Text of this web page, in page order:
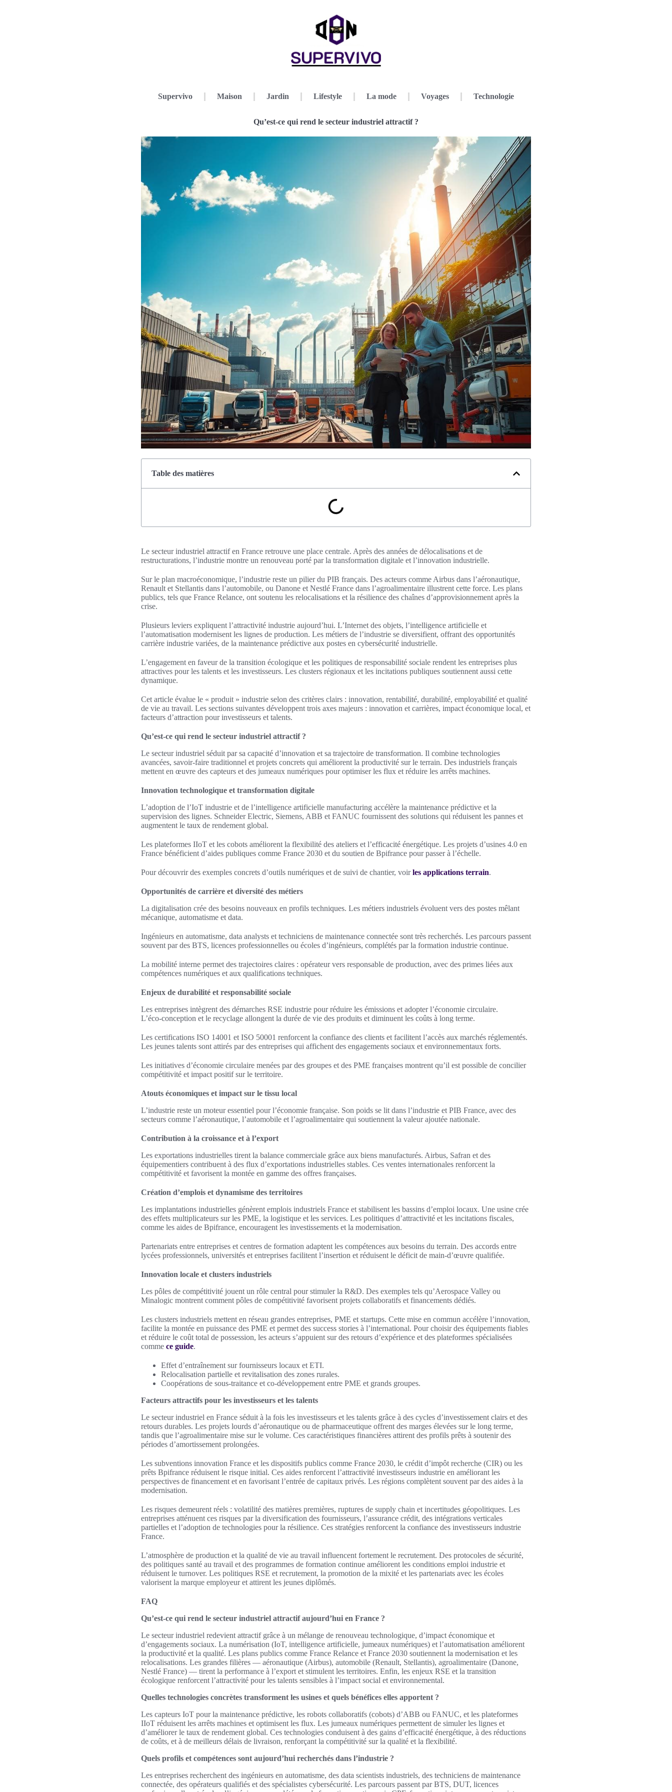
Supervivo Maison Jardin Lifestyle La mode Voyages Technologie
Qu’est-ce qui rend le secteur industriel attractif ?
Table des matières
Le secteur industriel attractif en France retrouve une place centrale. Après des années de délocalisations et de
restructurations, l’industrie montre un renouveau porté par la transformation digitale et l’innovation industrielle.
Sur le plan macroéconomique, l’industrie reste un pilier du PIB français. Des acteurs comme Airbus dans l’aéronautique,
Renault et Stellantis dans l’automobile, ou Danone et Nestlé France dans l’agroalimentaire illustrent cette force. Les plans
publics, tels que France Relance, ont soutenu les relocalisations et la résilience des chaînes d’approvisionnement après la
crise.
Plusieurs leviers expliquent l’attractivité industrie aujourd’hui. L’Internet des objets, l’intelligence artificielle et
l’automatisation modernisent les lignes de production. Les métiers de l’industrie se diversifient, offrant des opportunités
carrière industrie variées, de la maintenance prédictive aux postes en cybersécurité industrielle.
L’engagement en faveur de la transition écologique et les politiques de responsabilité sociale rendent les entreprises plus
attractives pour les talents et les investisseurs. Les clusters régionaux et les incitations publiques soutiennent aussi cette
dynamique.
Cet article évalue le « produit » industrie selon des critères clairs : innovation, rentabilité, durabilité, employabilité et qualité
de vie au travail. Les sections suivantes développent trois axes majeurs : innovation et carrières, impact économique local, et
facteurs d’attraction pour investisseurs et talents.
Qu’est-ce qui rend le secteur industriel attractif ?
Le secteur industriel séduit par sa capacité d’innovation et sa trajectoire de transformation. Il combine technologies
avancées, savoir-faire traditionnel et projets concrets qui améliorent la productivité sur le terrain. Des industriels français
mettent en œuvre des capteurs et des jumeaux numériques pour optimiser les flux et réduire les arrêts machines.
Innovation technologique et transformation digitale
L’adoption de l’IoT industrie et de l’intelligence artificielle manufacturing accélère la maintenance prédictive et la
supervision des lignes. Schneider Electric, Siemens, ABB et FANUC fournissent des solutions qui réduisent les pannes et
augmentent le taux de rendement global.
Les plateformes IIoT et les cobots améliorent la flexibilité des ateliers et l’efficacité énergétique. Les projets d’usines 4.0 en
France bénéficient d’aides publiques comme France 2030 et du soutien de Bpifrance pour passer à l’échelle.
Pour découvrir des exemples concrets d’outils numériques et de suivi de chantier, voirles applications terrain.
Opportunités de carrière et diversité des métiers
La digitalisation crée des besoins nouveaux en profils techniques. Les métiers industriels évoluent vers des postes mêlant
mécanique, automatisme et data.
Ingénieurs en automatisme, data analysts et techniciens de maintenance connectée sont très recherchés. Les parcours passent
souvent par des BTS, licences professionnelles ou écoles d’ingénieurs, complétés par la formation industrie continue.
La mobilité interne permet des trajectoires claires : opérateur vers responsable de production, avec des primes liées aux
compétences numériques et aux qualifications techniques.
Enjeux de durabilité et responsabilité sociale
Les entreprises intègrent des démarches RSE industrie pour réduire les émissions et adopter l’économie circulaire.
L’éco‑conception et le recyclage allongent la durée de vie des produits et diminuent les coûts à long terme.
Les certifications ISO 14001 et ISO 50001 renforcent la confiance des clients et facilitent l’accès aux marchés réglementés.
Les jeunes talents sont attirés par des entreprises qui affichent des engagements sociaux et environnementaux forts.
Les initiatives d’économie circulaire menées par des groupes et des PME françaises montrent qu’il est possible de concilier
compétitivité et impact positif sur le territoire.
Atouts économiques et impact sur le tissu local
L’industrie reste un moteur essentiel pour l’économie française. Son poids se lit dans l’industrie et PIB France, avec des
secteurs comme l’aéronautique, l’automobile et l’agroalimentaire qui soutiennent la valeur ajoutée nationale.
Contribution à la croissance et à l’export
Les exportations industrielles tirent la balance commerciale grâce aux biens manufacturés. Airbus, Safran et des
équipementiers contribuent à des flux d’exportations industrielles stables. Ces ventes internationales renforcent la
compétitivité et favorisent la montée en gamme des offres françaises.
Création d’emplois et dynamisme des territoires
Les implantations industrielles génèrent emplois industriels France et stabilisent les bassins d’emploi locaux. Une usine crée
des effets multiplicateurs sur les PME, la logistique et les services. Les politiques d’attractivité et les incitations fiscales,
comme les aides de Bpifrance, encouragent les investissements et la modernisation.
Partenariats entre entreprises et centres de formation adaptent les compétences aux besoins du terrain. Des accords entre
lycées professionnels, universités et entreprises facilitent l’insertion et réduisent le déficit de main-d’œuvre qualifiée.
Innovation locale et clusters industriels
Les pôles de compétitivité jouent un rôle central pour stimuler la R&D. Des exemples tels qu’Aerospace Valley ou
Minalogic montrent comment pôles de compétitivité favorisent projets collaboratifs et financements dédiés.
Les clusters industriels mettent en réseau grandes entreprises, PME et startups. Cette mise en commun accélère l’innovation,
facilite la montée en puissance des PME et permet des success stories à l’international. Pour choisir des équipements fiables
et réduire le coût total de possession, les acteurs s’appuient sur des retours d’expérience et des plateformes spécialisées
comme ce guide.
Effet d’entraînement sur fournisseurs locaux et ETI.
Relocalisation partielle et revitalisation des zones rurales.
Coopérations de sous‑traitance et co‑développement entre PME et grands groupes.
Facteurs attractifs pour les investisseurs et les talents
Le secteur industriel en France séduit à la fois les investisseurs et les talents grâce à des cycles d’investissement clairs et des
retours durables. Les projets lourds d’aéronautique ou de pharmaceutique offrent des marges élevées sur le long terme,
tandis que l’agroalimentaire mise sur le volume. Ces caractéristiques financières attirent des profils prêts à soutenir des
périodes d’amortissement prolongées.
Les subventions innovation France et les dispositifs publics comme France 2030, le crédit d’impôt recherche (CIR) ou les
prêts Bpifrance réduisent le risque initial. Ces aides renforcent l’attractivité investisseurs industrie en améliorant les
perspectives de financement et en favorisant l’entrée de capitaux privés. Les régions complètent souvent par des aides à la
modernisation.
Les risques demeurent réels : volatilité des matières premières, ruptures de supply chain et incertitudes géopolitiques. Les
entreprises atténuent ces risques par la diversification des fournisseurs, l’assurance crédit, des intégrations verticales
partielles et l’adoption de technologies pour la résilience. Ces stratégies renforcent la confiance des investisseurs industrie
France.
L’atmosphère de production et la qualité de vie au travail influencent fortement le recrutement. Des protocoles de sécurité,
des politiques santé au travail et des programmes de formation continue améliorent les conditions emploi industrie et
réduisent le turnover. Les politiques RSE et recrutement, la promotion de la mixité et les partenariats avec les écoles
valorisent la marque employeur et attirent les jeunes diplômés.
FAQ
Qu’est‑ce qui rend le secteur industriel attractif aujourd’hui en France ?
Le secteur industriel redevient attractif grâce à un mélange de renouveau technologique, d’impact économique et
d’engagements sociaux. La numérisation (IoT, intelligence artificielle, jumeaux numériques) et l’automatisation améliorent
la productivité et la qualité. Les plans publics comme France Relance et France 2030 soutiennent la modernisation et les
relocalisations. Les grandes filières — aéronautique (Airbus), automobile (Renault, Stellantis), agroalimentaire (Danone,
Nestlé France) — tirent la performance à l’export et stimulent les territoires. Enfin, les enjeux RSE et la transition
écologique renforcent l’attractivité pour les talents sensibles à l’impact social et environnemental.
Quelles technologies concrètes transforment les usines et quels bénéfices elles apportent ?
Les capteurs IoT pour la maintenance prédictive, les robots collaboratifs (cobots) d’ABB ou FANUC, et les plateformes
IIoT réduisent les arrêts machines et optimisent les flux. Les jumeaux numériques permettent de simuler les lignes et
d’améliorer le taux de rendement global. Ces technologies conduisent à des gains d’efficacité énergétique, à des réductions
de coûts, et à de meilleurs délais de livraison, renforçant la compétitivité sur la qualité et la flexibilité.
Quels profils et compétences sont aujourd’hui recherchés dans l’industrie ?
Les entreprises recherchent des ingénieurs en automatisme, des data scientists industriels, des techniciens de maintenance
connectée, des opérateurs qualifiés et des spécialistes cybersécurité. Les parcours passent par BTS, DUT, licences